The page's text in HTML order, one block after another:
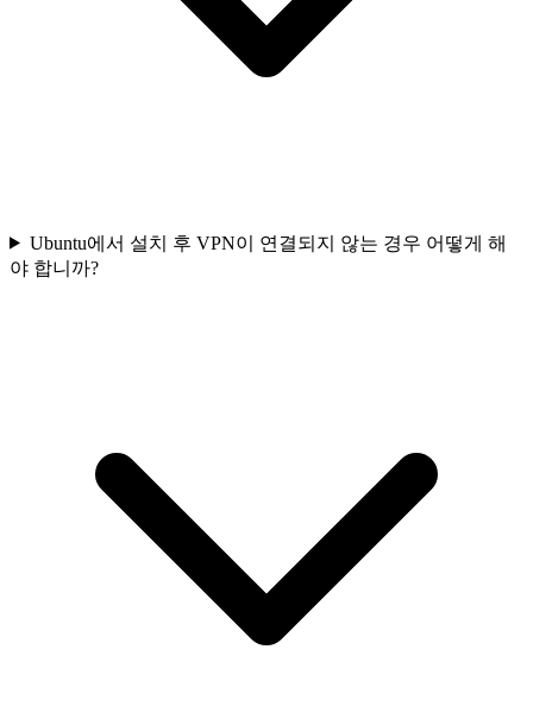
Ubuntu에서 설치 후 VPN이 연결되지 않는 경우 어떻게 해
야 합니까?